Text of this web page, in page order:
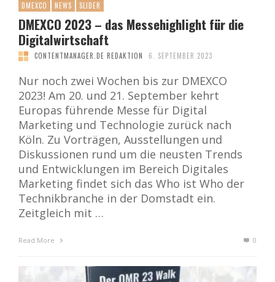
DMEXCO NEWS SLIDER
DMEXCO 2023 – das Messehighlight für die
Digitalwirtschaft
CONTENTMANAGER.DE REDAKTION 6. SEPTEMBER 2023
Nur noch zwei Wochen bis zur DMEXCO
2023! Am 20. und 21. September kehrt
Europas führende Messe für Digital
Marketing und Technologie zurück nach
Köln. Zu Vorträgen, Ausstellungen und
Diskussionen rund um die neusten Trends
und Entwicklungen im Bereich Digitales
Marketing findet sich das Who ist Who der
Technikbranche in der Domstadt ein.
Zeitgleich mit …
Read More 0